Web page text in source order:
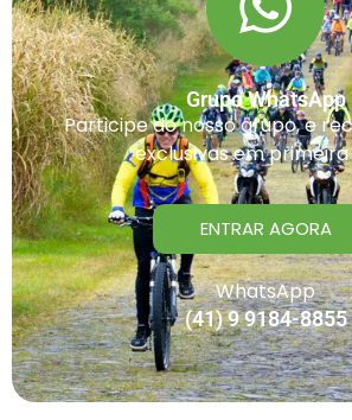
Grupo WhatsApp
Participe do nosso grupo, e
exclusivas em
ENTRAR AGORA
WhatsApp
(41) 9 9184-8855